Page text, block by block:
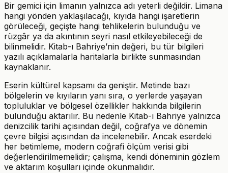
Bir gemici için limanın yalnızca adı yeterli değildir. Limana
hangi yönden yaklaşılacağı, kıyıda hangi işaretlerin
görüleceği, geçişte hangi tehlikelerin bulunduğu ve
rüzgâr ya da akıntının seyri nasıl etkileyebileceği de
bilinmelidir. Kitab-ı Bahriye’nin değeri, bu tür bilgileri
yazılı açıklamalarla haritalarla birlikte sunmasından
kaynaklanır.
Eserin kültürel kapsamı da geniştir. Metinde bazı
bölgelerin ve kıyıların yanı sıra, o yerlerde yaşayan
topluluklar ve bölgesel özellikler hakkında bilgilerin
bulunduğu aktarılır. Bu nedenle Kitab-ı Bahriye yalnızca
denizcilik tarihi açısından değil, coğrafya ve dönemin
çevre bilgisi açısından da incelenebilir. Ancak eserdeki
her betimleme, modern coğrafi ölçüm verisi gibi
değerlendirilmemelidir; çalışma, kendi döneminin gözlem
ve aktarım koşulları içinde okunmalıdır.